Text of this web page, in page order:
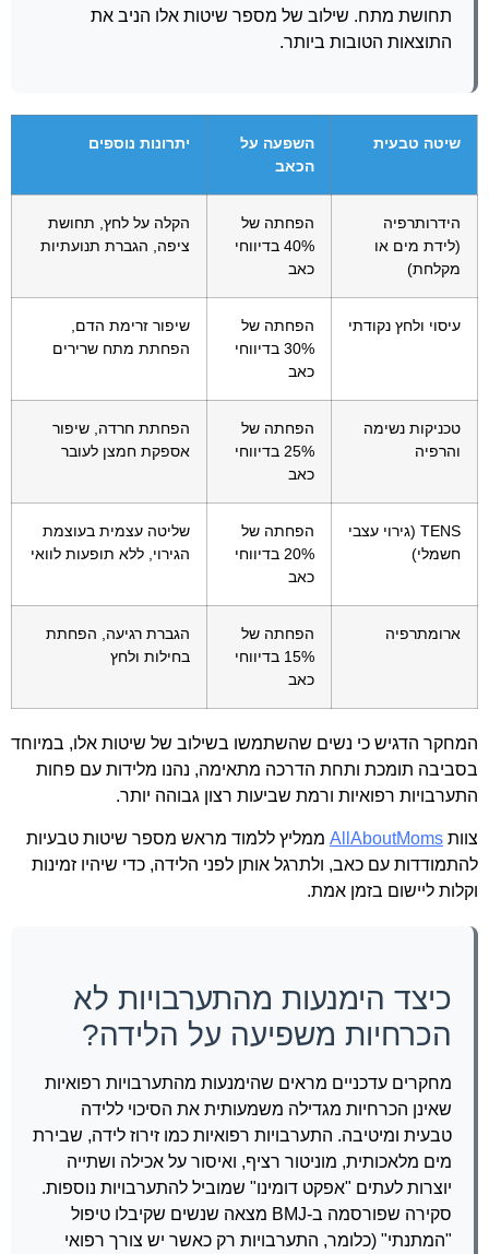
תחושת מתח. שילוב של מספר שיטות אלו הניב את
התוצאות הטובות ביותר.
שיטה טבעית
השפעה על
הכאב
יתרונות נוספים
הידרותרפיה
(לידת מים או
מקלחת)
הפחתה של
40% בדיווחי
כאב
הקלה על לחץ, תחושת
ציפה, הגברת תנועתיות
עיסוי ולחץ נקודתי
הפחתה של
30% בדיווחי
כאב
שיפור זרימת הדם,
הפחתת מתח שרירים
טכניקות נשימה
והרפיה
הפחתה של
25% בדיווחי
כאב
הפחתת חרדה, שיפור
אספקת חמצן לעובר
TENS (גירוי עצבי
חשמלי)
הפחתה של
20% בדיווחי
כאב
שליטה עצמית בעוצמת
הגירוי, ללא תופעות לוואי
ארומתרפיה
הפחתה של
15% בדיווחי
כאב
הגברת רגיעה, הפחתת
בחילות ולחץ
המחקר הדגיש כי נשים שהשתמשו בשילוב של שיטות אלו, במיוחד
בסביבה תומכת ותחת הדרכה מתאימה, נהנו מלידות עם פחות
התערבויות רפואיות ורמת שביעות רצון גבוהה יותר.
צוות AllAboutMoms ממליץ ללמוד מראש מספר שיטות טבעיות
להתמודדות עם כאב, ולתרגל אותן לפני הלידה, כדי שיהיו זמינות
וקלות ליישום בזמן אמת.
כיצד הימנעות מהתערבויות לא
הכרחיות משפיעה על הלידה?
מחקרים עדכניים מראים שהימנעות מהתערבויות רפואיות
שאינן הכרחיות מגדילה משמעותית את הסיכוי ללידה
טבעית ומיטיבה. התערבויות רפואיות כמו זירוז לידה, שבירת
מים מלאכותית, מוניטור רציף, ואיסור על אכילה ושתייה
יוצרות לעתים "אפקט דומינו" שמוביל להתערבויות נוספות.
סקירה שפורסמה ב-BMJ מצאה שנשים שקיבלו טיפול
"המתנתי" (כלומר, התערבויות רק כאשר יש צורך רפואי